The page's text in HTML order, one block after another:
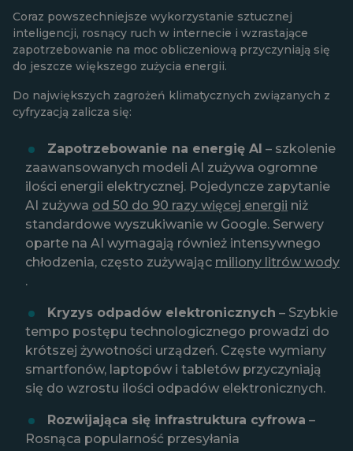
Coraz powszechniejsze wykorzystanie sztucznej
inteligencji, rosnący ruch w internecie i wzrastające
zapotrzebowanie na moc obliczeniową przyczyniają się
do jeszcze większego zużycia energii.
Do największych zagrożeń klimatycznych związanych z
cyfryzacją zalicza się:
Zapotrzebowanie na energię AI – szkolenie
zaawansowanych modeli AI zużywa ogromne
ilości energii elektrycznej. Pojedyncze zapytanie
AI zużywa od 50 do 90 razy więcej energii niż
standardowe wyszukiwanie w Google. Serwery
oparte na AI wymagają również intensywnego
chłodzenia, często zużywając miliony litrów wody
.
Kryzys odpadów elektronicznych – Szybkie
tempo postępu technologicznego prowadzi do
krótszej żywotności urządzeń. Częste wymiany
smartfonów, laptopów i tabletów przyczyniają
się do wzrostu ilości odpadów elektronicznych.
Rozwijająca się infrastruktura cyfrowa –
Rosnąca popularność przesyłania